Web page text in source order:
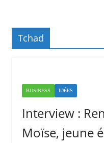
Tchad
BUSINESS IDÉES
Interview :
Moïse, jeune